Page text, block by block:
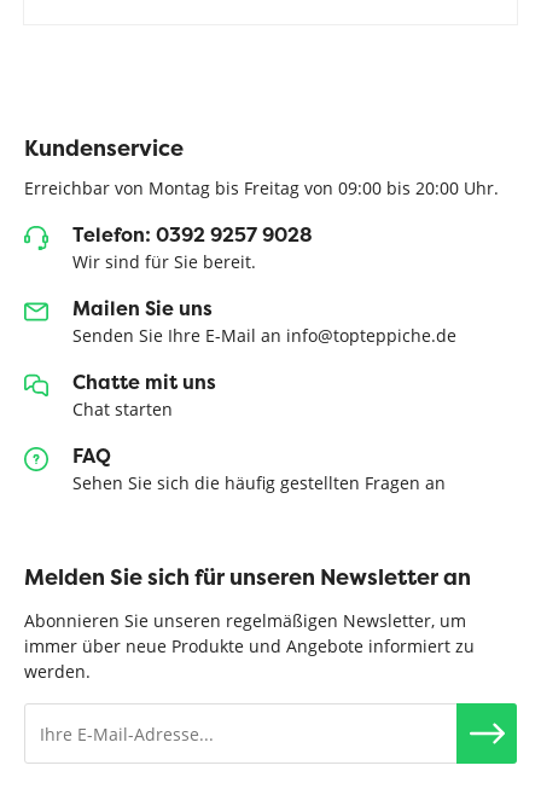
Kundenservice
Erreichbar von Montag bis Freitag von 09:00 bis 20:00 Uhr.
Telefon: 0392 9257 9028
Wir sind für Sie bereit.
Mailen Sie uns
Senden Sie Ihre E-Mail an info@topteppiche.de
Chatte mit uns
Chat starten
FAQ
Sehen Sie sich die häufig gestellten Fragen an
Melden Sie sich für unseren Newsletter an
Abonnieren Sie unseren regelmäßigen Newsletter, um
immer über neue Produkte und Angebote informiert zu
werden.